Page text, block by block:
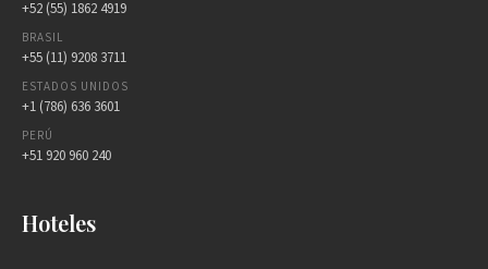
+52 (55) 1862 4919
BRASIL
+55 (11) 9208 3711
ESTADOS UNIDOS
+1 (786) 636 3601
PERÚ
+51 920 960 240
Hoteles